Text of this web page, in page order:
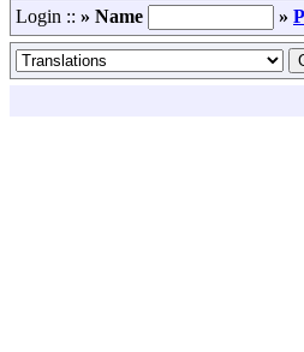
Login :: » Name »